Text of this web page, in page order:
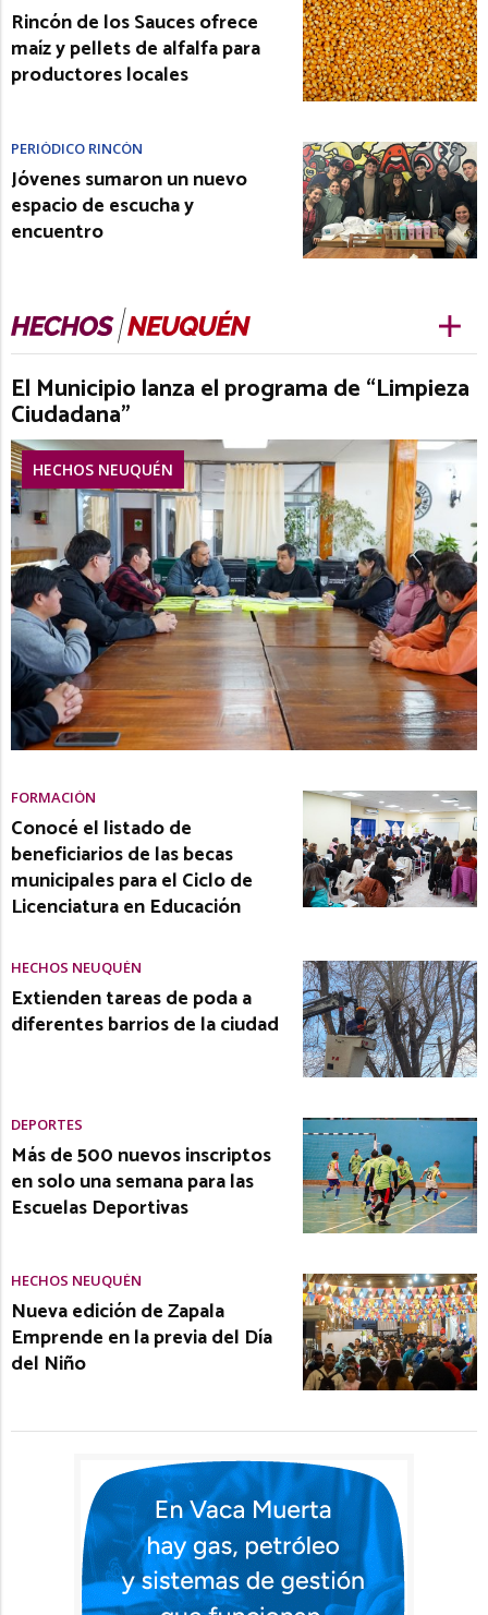
Rincón de los Sauces ofrece
maíz y pellets de alfalfa para
productores locales
PERIÓDICO RINCÓN
Jóvenes sumaron un nuevo
espacio de escucha y
encuentro
El Municipio lanza el programa de “Limpieza
Ciudadana”
HECHOS NEUQUÉN
FORMACIÓN
Conocé el listado de
beneficiarios de las becas
municipales para el Ciclo de
Licenciatura en Educación
HECHOS NEUQUÉN
Extienden tareas de poda a
diferentes barrios de la ciudad
DEPORTES
Más de 500 nuevos inscriptos
en solo una semana para las
Escuelas Deportivas
HECHOS NEUQUÉN
Nueva edición de Zapala
Emprende en la previa del Día
del Niño